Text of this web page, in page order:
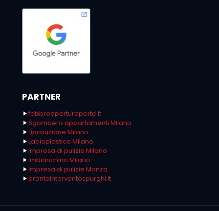
PARTNER
fabbroaperturaporte.it
Sgombero appartamenti Milano
Liposuzione Milano
Labioplastica Milano
Impresa di pulizie Milano
Imbianchino Milano
Impresa di pulizie Monza
prontointerventospurghi.it